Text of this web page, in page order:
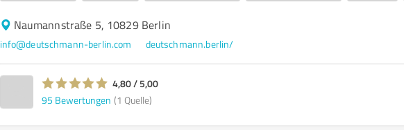
Naumannstraße 5, 10829 Berlin
info@deutschmann-berlin.com deutschmann.berlin/
4,80 / 5,00
95 Bewertungen (1 Quelle)